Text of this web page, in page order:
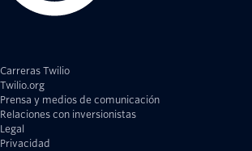
Carreras Twilio
Twilio.org
Prensa y medios de comunicación
Relaciones con inversionistas
Legal
Privacidad